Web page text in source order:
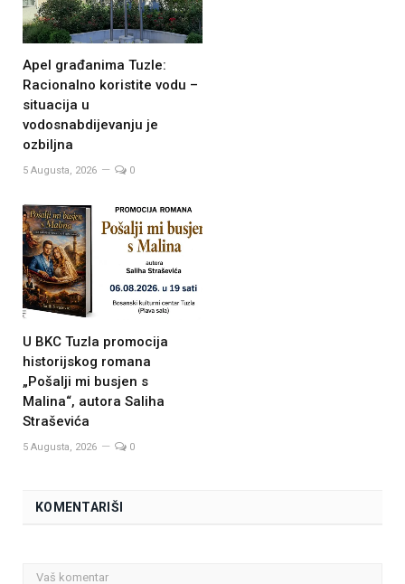
Apel građanima Tuzle:
Racionalno koristite vodu –
situacija u
vodosnabdijevanju je
ozbiljna
5 Augusta, 2026 0
U BKC Tuzla promocija
historijskog romana
„Pošalji mi busjen s
Malina“, autora Saliha
Straševića
5 Augusta, 2026 0
KOMENTARIŠI